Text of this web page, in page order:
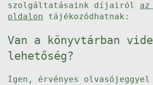
szolgáltatásaink díjairól
oldalon tájékozódhatnak:
Van a könyvtárban
lehetőség?
Igen, érvényes olvasójeggyel